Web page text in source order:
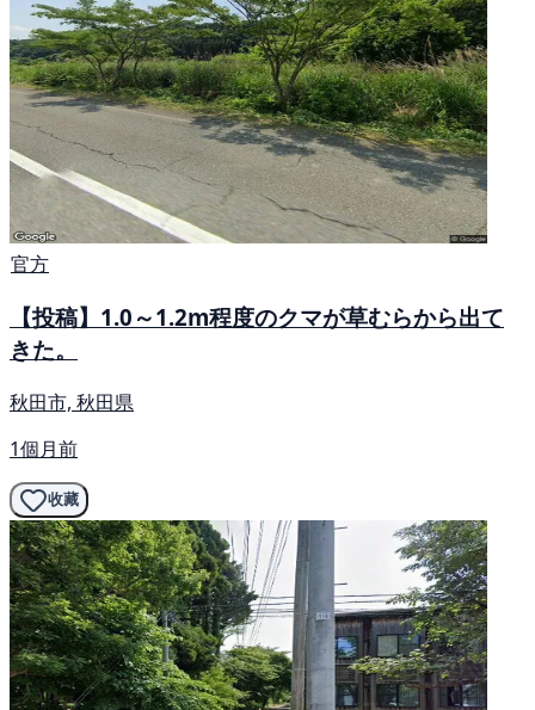
官方
【投稿】1.0～1.2m程度のクマが草むらから出て
きた。
秋田市, 秋田県
1個月前
收藏